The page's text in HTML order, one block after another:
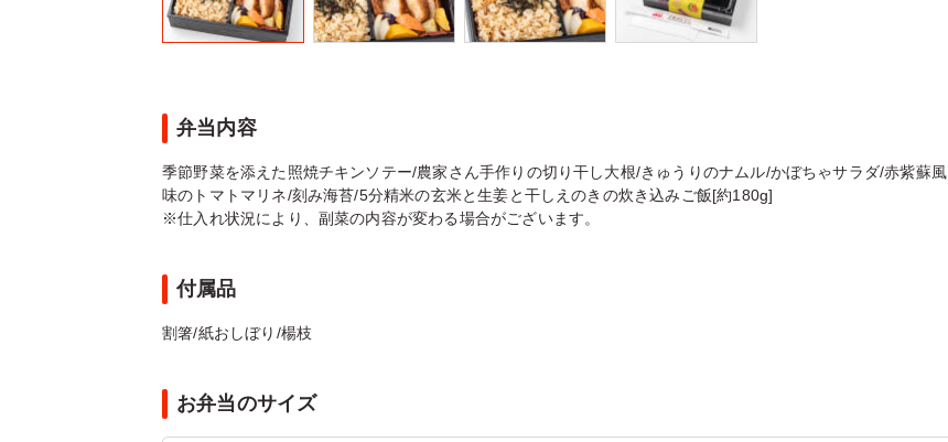
弁当内容
季節野菜を添えた照焼チキンソテー/農家さん手作りの切り干し大根/きゅうりのナムル/かぼちゃサラダ/赤紫蘇風
味のトマトマリネ/刻み海苔/5分精米の玄米と生姜と干しえのきの炊き込みご飯[約180g]
※仕入れ状況により、副菜の内容が変わる場合がございます。
付属品
割箸/紙おしぼり/楊枝
お弁当のサイズ